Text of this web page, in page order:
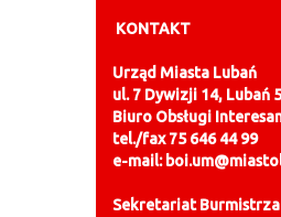
KONTAKT
Urząd Miasta Lubań
ul. 7 Dywizji 14, Lubań
Biuro Obsługi
tel./fax 75 646 44 99
e-mail:
Sekretariat